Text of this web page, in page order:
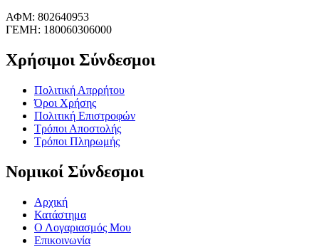
ΑΦΜ: 802640953
ΓΕΜΗ: 180060306000
Χρήσιμοι Σύνδεσμοι
Πολιτική Απρρήτου
Όροι Χρήσης
Πολιτική Επιστροφών
Τρόποι Αποστολής
Τρόποι Πληρωμής
Νομικοί Σύνδεσμοι
Αρχική
Κατάστημα
Ο Λογαριασμός Μου
Επικοινωνία